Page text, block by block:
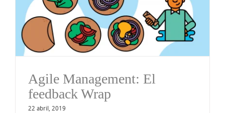
Agile Management: El
feedback Wrap
22 abril, 2019